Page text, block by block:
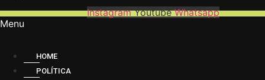
Instagram Youtube Whatsapp
Menu
HOME
POLÍTICA